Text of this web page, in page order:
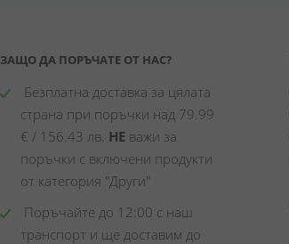
ЗАЩО ДА ПОРЪЧАТЕ ОТ НАС?
Безплатна доставка за цялата
страна при поръчки над 79.99
€ / 156.43 лв. НЕ важи за
поръчки с включени продукти
от категория "Други"
Поръчайте до 12:00 с наш
транспорт и ще доставим до